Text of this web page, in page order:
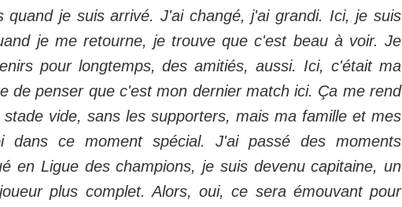
quand je suis arrivé. J'ai changé, j'ai grandi. Ici, je suis
je me retourne, je trouve que c'est beau à voir. Je
pour longtemps, des amitiés, aussi. Ici, c'était ma
de penser que c'est mon dernier match ici. Ça me rend
vide, sans les supporters, mais ma famille et mes
dans ce moment spécial. J'ai passé des moments
en Ligue des champions, je suis devenu capitaine, un
plus complet. Alors, oui, ce sera émouvant pour